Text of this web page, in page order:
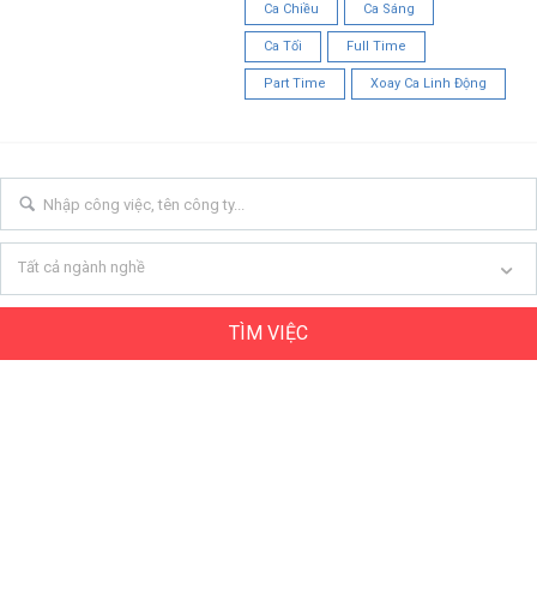
Ca Chiều Ca Sáng
Ca Tối Full Time
Part Time Xoay Ca Linh Động
Tất cả ngành nghề